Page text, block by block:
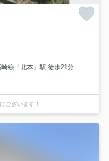
崎線「北本」駅 徒歩21分
ございます！